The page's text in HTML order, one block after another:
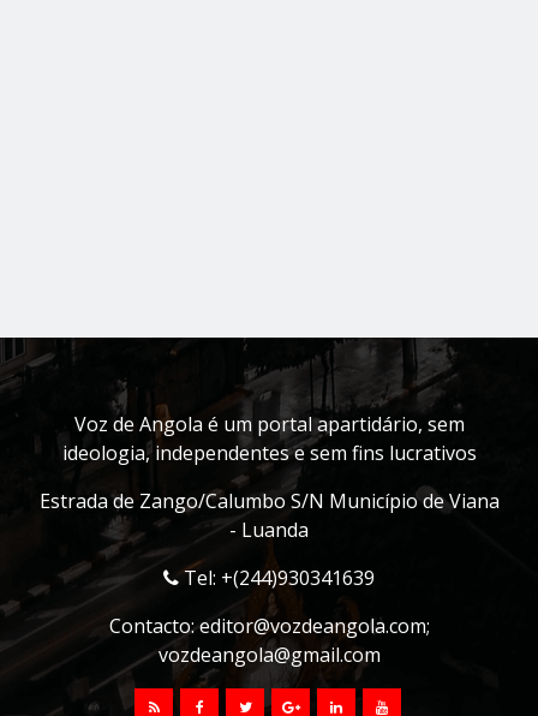
Voz de Angola é um portal apartidário, sem
ideologia, independentes e sem fins lucrativos
Estrada de Zango/Calumbo S/N Município de Viana
- Luanda
Tel: +(244)930341639
Contacto:editor@vozdeangola.com;
vozdeangola@gmail.com